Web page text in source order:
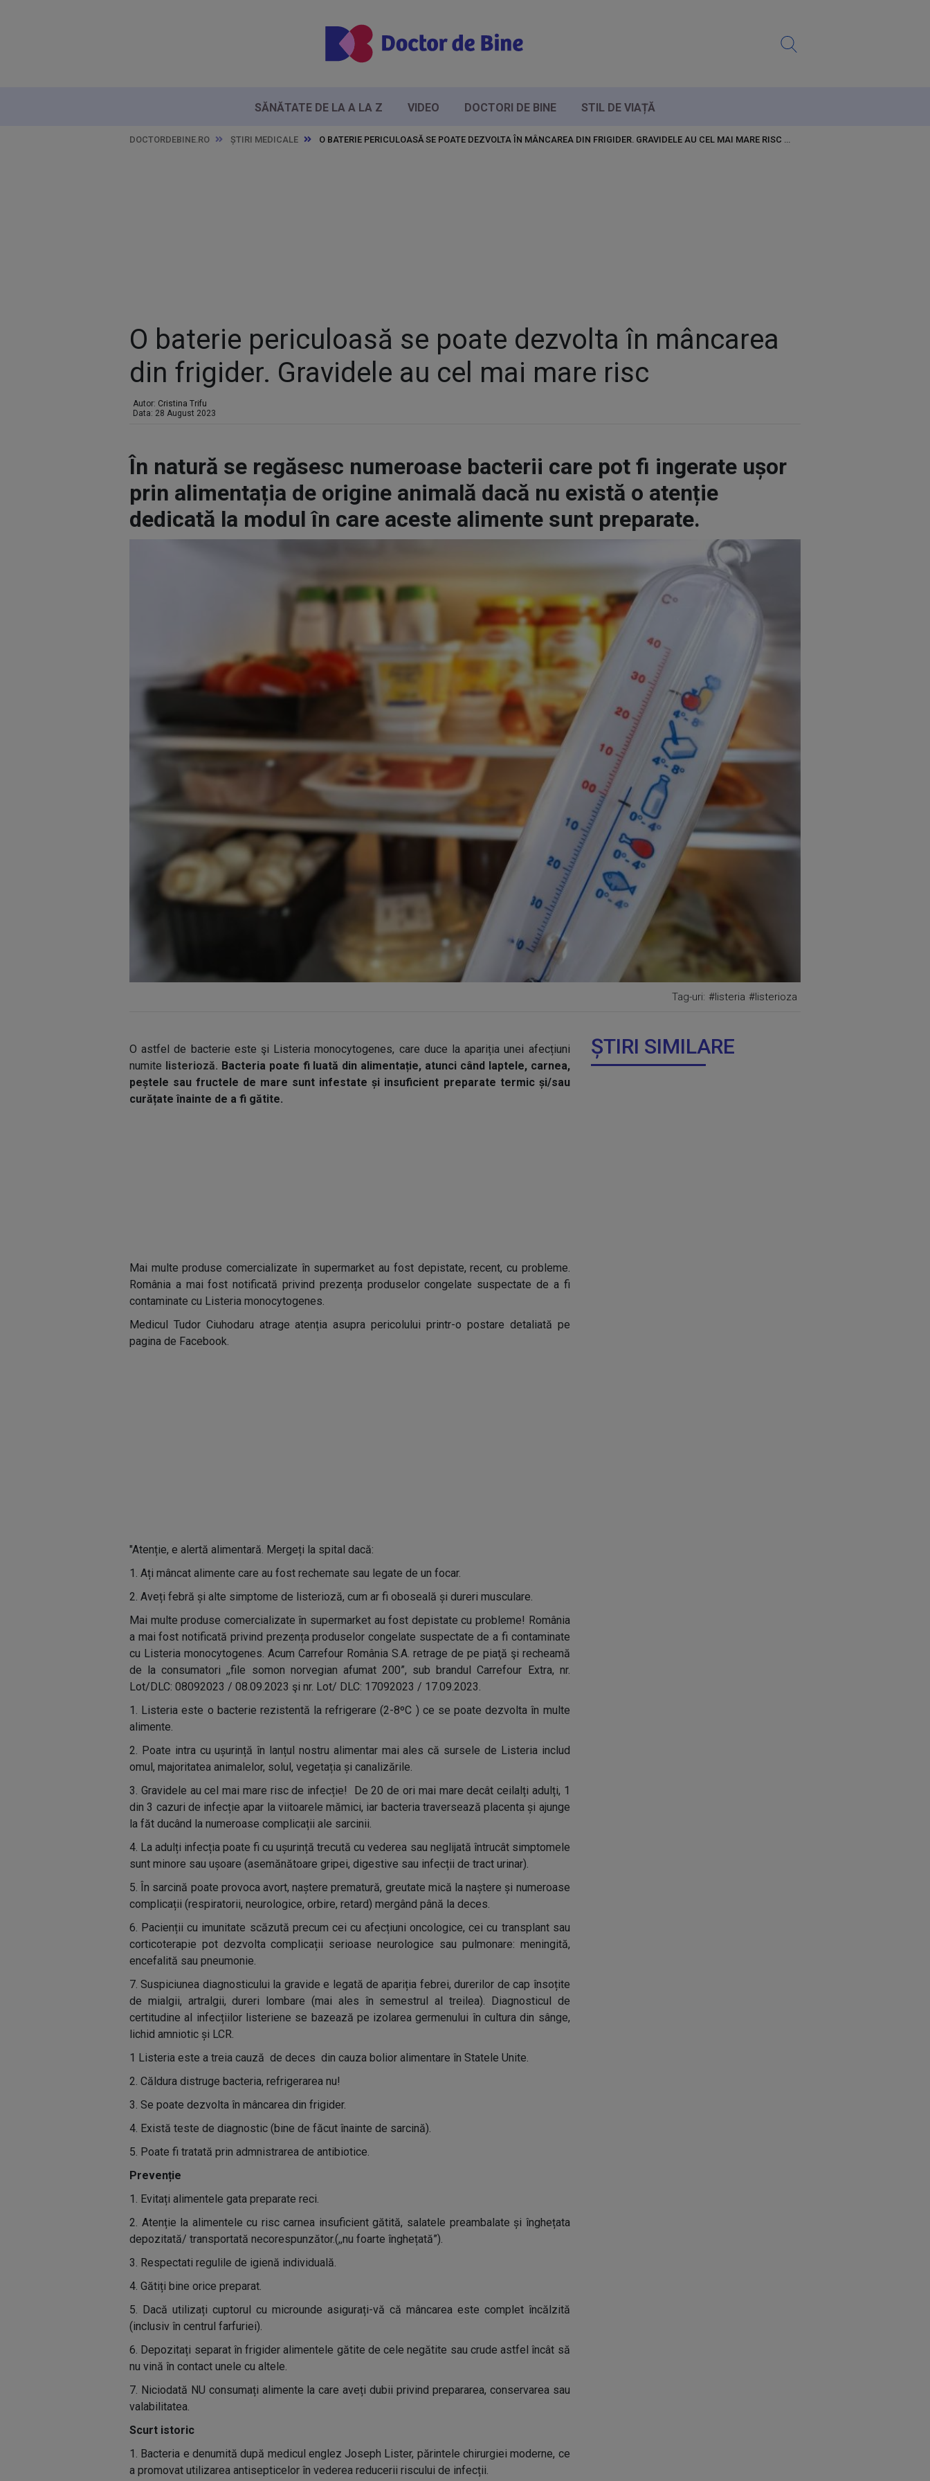
SĂNĂTATE DE LA A LA Z VIDEO DOCTORI DE BINE STIL DE VIAȚĂ
DOCTORDEBINE.RO ȘTIRI MEDICALE O BATERIE PERICULOASĂ SE POATE DEZVOLTA ÎN MÂNCAREA DIN FRIGIDER. GRAVIDELE AU CEL MAI MARE RISC
O baterie periculoasă se poate dezvolta în mâncarea
din frigider. Gravidele au cel mai mare risc
Autor: Cristina Trifu
Data: 28 August 2023
În natură se regăsesc numeroase bacterii care pot fi ingerate ușor
prin alimentația de origine animală dacă nu există o atenție
dedicată la modul în care aceste alimente sunt preparate.
Tag-uri: #listeria #listerioza
O astfel de bacterie este şi Listeria monocytogenes, care duce la apariția unei afecțiuni
numite listerioză. Bacteria poate fi luată din alimentație, atunci când laptele, carnea,
peștele sau fructele de mare sunt infestate și insuficient preparate termic și/sau
curățate înainte de a fi gătite.
Mai multe produse comercializate în supermarket au fost depistate, recent, cu probleme.
România a mai fost notificată privind prezența produselor congelate suspectate de a fi
contaminate cu Listeria monocytogenes.
Medicul Tudor Ciuhodaru atrage atenția asupra pericolului printr-o postare detaliată pe
pagina de Facebook.
"Atenție, e alertă alimentară. Mergeți la spital dacă:
1. Ați mâncat alimente care au fost rechemate sau legate de un focar.
2. Aveți febră și alte simptome de listerioză, cum ar fi oboseală și dureri musculare.
Mai multe produse comercializate în supermarket au fost depistate cu probleme! România
a mai fost notificată privind prezența produselor congelate suspectate de a fi contaminate
cu Listeria monocytogenes. Acum Carrefour România S.A. retrage de pe piaţă şi recheamă
de la consumatori ,,file somon norvegian afumat 200”, sub brandul Carrefour Extra, nr.
Lot/DLC: 08092023 / 08.09.2023 şi nr. Lot/ DLC: 17092023 / 17.09.2023.
1. Listeria este o bacterie rezistentă la refrigerare (2-8ºC ) ce se poate dezvolta în multe
alimente.
2. Poate intra cu ușurință în lanțul nostru alimentar mai ales că sursele de Listeria includ
omul, majoritatea animalelor, solul, vegetația și canalizările.
3. Gravidele au cel mai mare risc de infecție! De 20 de ori mai mare decât ceilalți adulți, 1
din 3 cazuri de infecție apar la viitoarele mămici, iar bacteria traversează placenta și ajunge
la făt ducând la numeroase complicații ale sarcinii.
4. La adulți infecția poate fi cu ușurință trecută cu vederea sau neglijată întrucât simptomele
sunt minore sau ușoare (asemănătoare gripei, digestive sau infecții de tract urinar).
5. În sarcină poate provoca avort, naștere prematură, greutate mică la naștere și numeroase
complicații (respiratorii, neurologice, orbire, retard) mergând până la deces.
6. Pacienții cu imunitate scăzută precum cei cu afecțiuni oncologice, cei cu transplant sau
corticoterapie pot dezvolta complicații serioase neurologice sau pulmonare: meningită,
encefalită sau pneumonie.
7. Suspiciunea diagnosticului la gravide e legată de apariția febrei, durerilor de cap însoțite
de mialgii, artralgii, dureri lombare (mai ales în semestrul al treilea). Diagnosticul de
certitudine al infecțiilor listeriene se bazează pe izolarea germenului în cultura din sânge,
lichid amniotic și LCR.
1 Listeria este a treia cauză de deces din cauza bolior alimentare în Statele Unite.
2. Căldura distruge bacteria, refrigerarea nu!
3. Se poate dezvolta în mâncarea din frigider.
4. Există teste de diagnostic (bine de făcut înainte de sarcină).
5. Poate fi tratată prin admnistrarea de antibiotice.
Prevenție
1. Evitați alimentele gata preparate reci.
2. Atenție la alimentele cu risc carnea insuficient gătită, salatele preambalate și înghețata
depozitată/ transportată necorespunzător.(,,nu foarte înghețată”).
3. Respectati regulile de igienă individuală.
4. Gătiți bine orice preparat.
5. Dacă utilizați cuptorul cu microunde asigurați-vă că mâncarea este complet încălzită
(inclusiv în centrul farfuriei).
6. Depozitați separat în frigider alimentele gătite de cele negătite sau crude astfel încât să
nu vină în contact unele cu altele.
7. Niciodată NU consumați alimente la care aveți dubii privind prepararea, conservarea sau
valabilitatea.
Scurt istoric
1. Bacteria e denumită după medicul englez Joseph Lister, părintele chirurgiei moderne, ce
a promovat utilizarea antisepticelor în vederea reducerii riscului de infecții.
ȘTIRI SIMILARE